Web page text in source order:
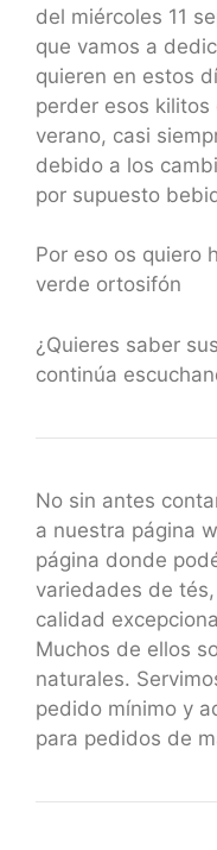
del miércoles 11
que vamos a
quieren en estos
perder esos
verano, casi
debido a los
por supuesto
Por eso os quiero
verde ortosifón
¿Quieres saber
continúa
No sin antes
a nuestra página
página donde
variedades de
calidad
Muchos de ellos
naturales.
pedido mínimo y
para pedidos de